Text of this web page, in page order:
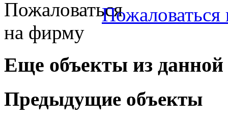
Еще объекты из данной
Предыдущие объекты